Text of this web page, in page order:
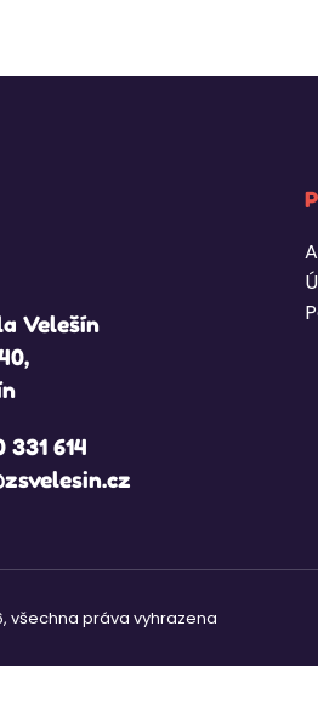
Velešín
331 614
všechna práva vyhrazena